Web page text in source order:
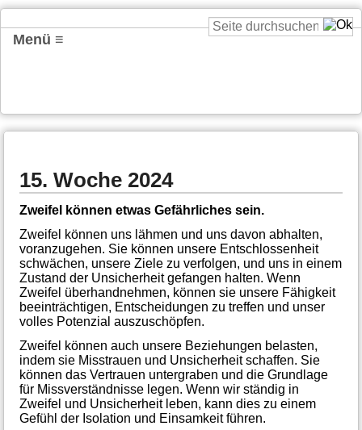
Menü ≡
15. Woche 2024
Zweifel können etwas Gefährliches sein.
Zweifel können uns lähmen und uns davon abhalten,
voranzugehen. Sie können unsere Entschlossenheit
schwächen, unsere Ziele zu verfolgen, und uns in einem
Zustand der Unsicherheit gefangen halten. Wenn
Zweifel überhandnehmen, können sie unsere Fähigkeit
beeinträchtigen, Entscheidungen zu treffen und unser
volles Potenzial auszuschöpfen.
Zweifel können auch unsere Beziehungen belasten,
indem sie Misstrauen und Unsicherheit schaffen. Sie
können das Vertrauen untergraben und die Grundlage
für Missverständnisse legen. Wenn wir ständig in
Zweifel und Unsicherheit leben, kann dies zu einem
Gefühl der Isolation und Einsamkeit führen.